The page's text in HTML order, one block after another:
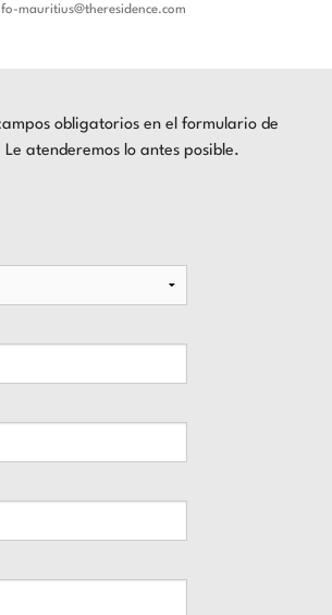
mauritius@theresidence.com
obligatorios en el formulario de
Le atenderemos lo antes posible.